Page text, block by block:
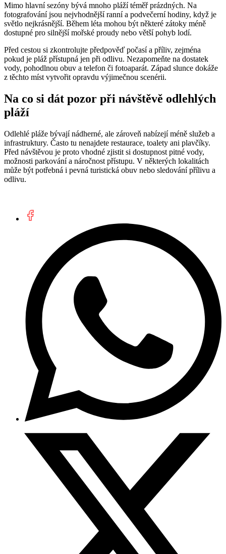
Mimo hlavní sezóny bývá mnoho pláží téměř prázdných. Na
fotografování jsou nejvhodnější ranní a podvečerní hodiny, když je
světlo nejkrásnější. Během léta mohou být některé zátoky méně
dostupné pro silnější mořské proudy nebo větší pohyb lodí.
Před cestou si zkontrolujte předpověď počasí a příliv, zejména
pokud je pláž přístupná jen při odlivu. Nezapomeňte na dostatek
vody, pohodlnou obuv a telefon či fotoaparát. Západ slunce dokáže
z těchto míst vytvořit opravdu výjimečnou scenérii.
Na co si dát pozor při návštěvě odlehlých
pláží
Odlehlé pláže bývají nádherné, ale zároveň nabízejí méně služeb a
infrastruktury. Často tu nenajdete restaurace, toalety ani plavčíky.
Před návštěvou je proto vhodné zjistit si dostupnost pitné vody,
možnosti parkování a náročnost přístupu. V některých lokalitách
může být potřebná i pevná turistická obuv nebo sledování přílivu a
odlivu.